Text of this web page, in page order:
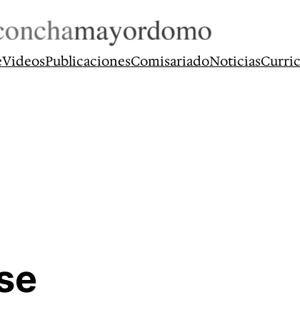
VideosPublicacionesComisariadoNoticias